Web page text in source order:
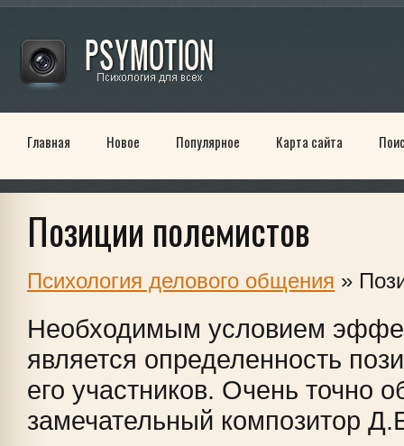
Главная Новое Популярное Карта сайта
Позиции полемистов
Психология делового общения »
Необходимым условием
является определенность
его участников. Очень точно
замечательный композитор